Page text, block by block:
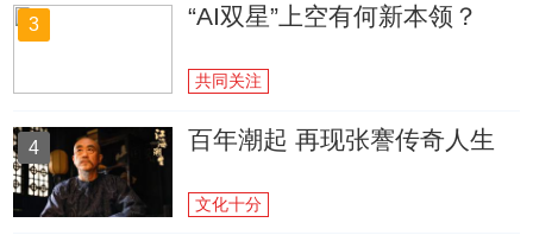
3 “AI双星”上空有何新本领？
共同关注
4 百年潮起 再现张謇传奇人生
文化十分